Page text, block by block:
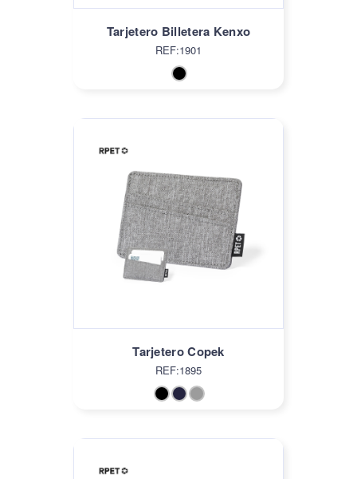
Tarjetero Billetera Kenxo
REF:1901
Tarjetero Copek
REF:1895